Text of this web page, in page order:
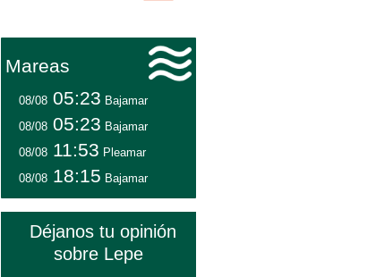
Mareas
08/0805:23 Bajamar
08/0805:23 Bajamar
08/0811:53 Pleamar
08/0818:15 Bajamar
Déjanos tu opinión
sobre Lepe